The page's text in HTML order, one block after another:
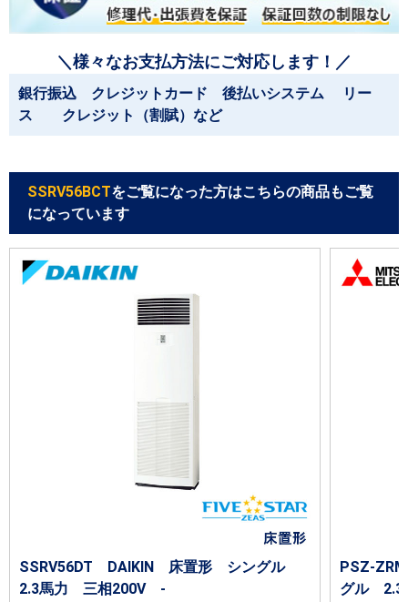
＼様々なお支払方法にご対応します！／
銀行振込 クレジットカード 後払いシステム リー
ス クレジット（割賦）など
SSRV56BCTをご覧になった方はこちらの商品もご覧
になっています
SSRV56DT DAIKIN 床置形 シングル
2.3馬力 三相200V -
PSZ-
グル